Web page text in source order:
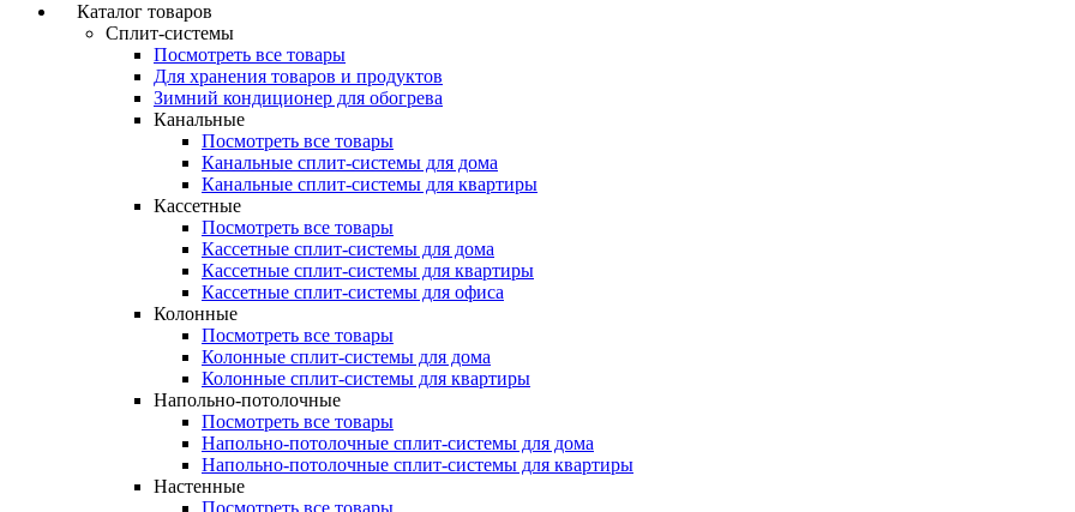
Каталог товаров
Сплит-системы
Посмотреть все товары
Для хранения товаров и продуктов
Зимний кондиционер для обогрева
Канальные
Посмотреть все товары
Канальные сплит-системы для дома
Канальные сплит-системы для квартиры
Кассетные
Посмотреть все товары
Кассетные сплит-системы для дома
Кассетные сплит-системы для квартиры
Кассетные сплит-системы для офиса
Колонные
Посмотреть все товары
Колонные сплит-системы для дома
Колонные сплит-системы для квартиры
Напольно-потолочные
Посмотреть все товары
Напольно-потолочные сплит-системы для дома
Напольно-потолочные сплит-системы для квартиры
Настенные
Посмотреть все товары